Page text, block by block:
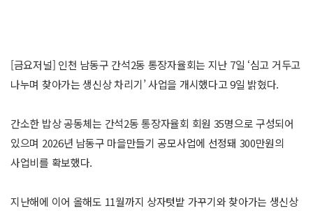
[금요저널] 인천 남동구 간석2동 통장자율회는 지난 7일 ‘심고 거두고
나누며 찾아가는 생신상 차리기’ 사업을 개시했다고 9일 밝혔다.
간소한 밥상 공동체는 간석2동 통장자율회 회원 35명으로 구성되어
있으며 2026년 남동구 마을만들기 공모사업에 선정돼 300만원의
사업비를 확보했다.
지난해에 이어 올해도 11월까지 상자텃밭 가꾸기와 찾아가는 생신상